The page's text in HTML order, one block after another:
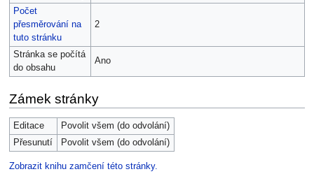
Počet
přesměrování na
tuto stránku
2
Stránka se počítá
do obsahu
Ano
Zámek stránky
Editace
Povolit všem (do odvolání)
Přesunutí
Povolit všem (do odvolání)
Zobrazit knihu zamčení této stránky.